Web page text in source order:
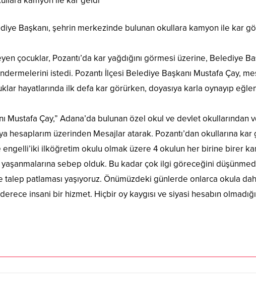
Başkanı, şehrin merkezinde bulunan okullara kamyon ile kar
çocuklar, Pozantı’da kar yağdığını görmesi üzerine, Belediye
istedi. Pozantı İlçesi Belediye Başkanı Mustafa Çay,
hayatlarında ilk defa kar görürken, doyasıya karla oynayıp
Mustafa Çay,” Adana’da bulunan özel okul ve devlet okullarından
hesaplarım üzerinden Mesajlar atarak. Pozantı’dan okullarına
engelli’iki ilköğretim okulu olmak üzere 4 okulun her birine birer
sebep olduk. Bu kadar çok ilgi göreceğini
talep patlaması yaşıyoruz. Önümüzdeki günlerde onlarca okula
insani bir hizmet. Hiçbir oy kaygısı ve siyasi hesabın